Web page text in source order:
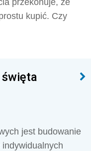
przekonuje, że
kupić. Czy
jest budowanie